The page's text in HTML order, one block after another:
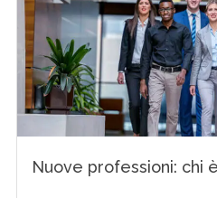
Nuove professioni: chi